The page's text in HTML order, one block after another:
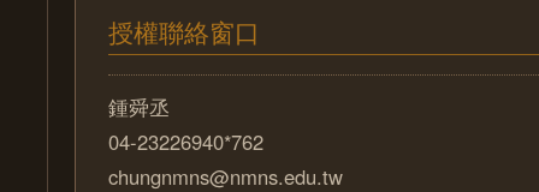
授權聯絡窗口
鍾舜丞
04-23226940*762
chungnmns@nmns.edu.tw